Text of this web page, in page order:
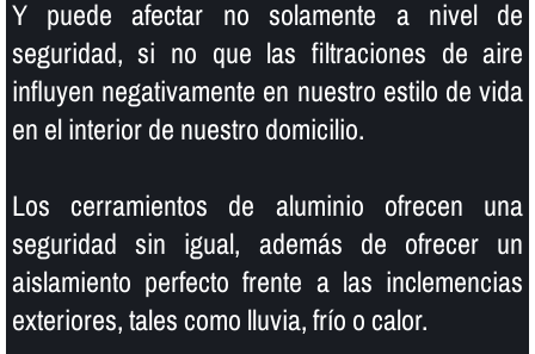
Y puede afectar no solamente a nivel de
seguridad, si no que las filtraciones de aire
influyen negativamente en nuestro estilo de vida
en el interior de nuestro domicilio.
Los cerramientos de aluminio ofrecen una
seguridad sin igual, además de ofrecer un
aislamiento perfecto frente a las inclemencias
exteriores, tales como lluvia, frí­o o calor.